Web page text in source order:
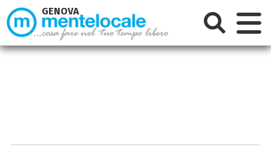
GENOVA